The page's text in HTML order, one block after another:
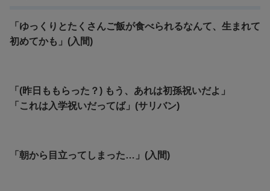
「ゆっくりとたくさんご飯が食べられるなんて、生まれて
初めてかも」(入間)
「(昨日ももらった？) もう、あれは初孫祝いだよ」
「これは入学祝いだってば」(サリバン)
「朝から目立ってしまった…」(入間)